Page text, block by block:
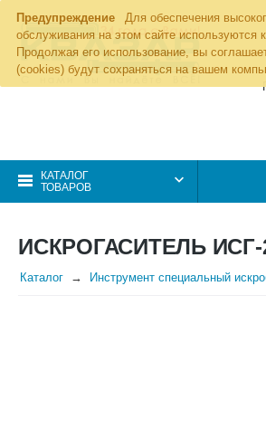
Предупреждение
Для обеспечения
обслуживания на этом сайте используются
Продолжая его использование, вы
(cookies) будут сохраняться на вашем
КАТАЛОГ
ТОВАРОВ
ИСКРОГАСИТЕЛЬ ИСГ-
Каталог Инструмент специальный